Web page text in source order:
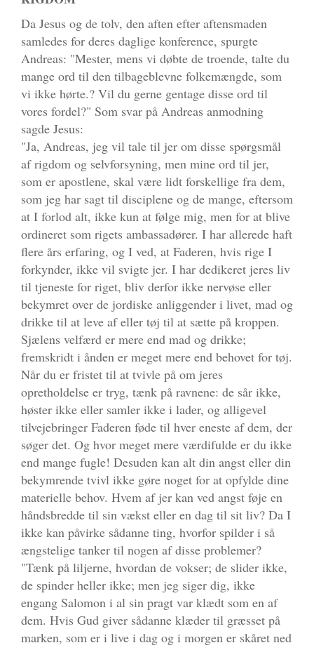
Da Jesus og de tolv, den aften efter aftensmaden
samledes for deres daglige konference, spurgte
Andreas: "Mester, mens vi døbte de troende, talte du
mange ord til den tilbageblevne folkemængde, som
vi ikke hørte.? Vil du gerne gentage disse ord til
vores fordel?" Som svar på Andreas anmodning
sagde Jesus:
"Ja, Andreas, jeg vil tale til jer om disse spørgsmål
af rigdom og selvforsyning, men mine ord til jer,
som er apostlene, skal være lidt forskellige fra dem,
som jeg har sagt til disciplene og de mange, eftersom
at I forlod alt, ikke kun at følge mig, men for at blive
ordineret som rigets ambassadører. I har allerede haft
flere års erfaring, og I ved, at Faderen, hvis rige I
forkynder, ikke vil svigte jer. I har dedikeret jeres liv
til tjeneste for riget, bliv derfor ikke nervøse eller
bekymret over de jordiske anliggender i livet, mad og
drikke til at leve af eller tøj til at sætte på kroppen.
Sjælens velfærd er mere end mad og drikke;
fremskridt i ånden er meget mere end behovet for tøj.
Når du er fristet til at tvivle på om jeres
opretholdelse er tryg, tænk på ravnene: de sår ikke,
høster ikke eller samler ikke i lader, og alligevel
tilvejebringer Faderen føde til hver eneste af dem, der
søger det. Og hvor meget mere værdifulde er du ikke
end mange fugle! Desuden kan alt din angst eller din
bekymrende tvivl ikke gøre noget for at opfylde dine
materielle behov. Hvem af jer kan ved angst føje en
håndsbredde til sin vækst eller en dag til sit liv? Da I
ikke kan påvirke sådanne ting, hvorfor spilder i så
ængstelige tanker til nogen af disse problemer?
"Tænk på liljerne, hvordan de vokser; de slider ikke,
de spinder heller ikke; men jeg siger dig, ikke
engang Salomon i al sin pragt var klædt som en af
dem. Hvis Gud giver sådanne klæder til græsset på
marken, som er i live i dag og i morgen er skåret ned